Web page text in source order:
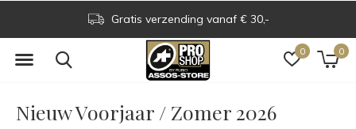
0 0
Assos Boutique op grens NL & BE
Nieuw Voorjaar / Zomer 2026